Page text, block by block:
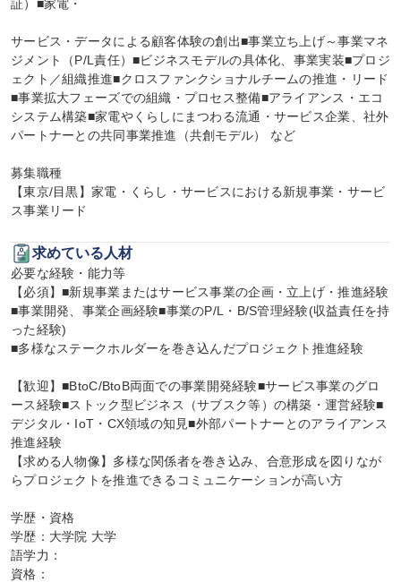
証）■家電・
サービス・データによる顧客体験の創出■事業立ち上げ～事業マネ
ジメント（P/L責任）■ビジネスモデルの具体化、事業実装■プロジ
ェクト／組織推進■クロスファンクショナルチームの推進・リード
■事業拡大フェーズでの組織・プロセス整備■アライアンス・エコ
システム構築■家電やくらしにまつわる流通・サービス企業、社外
パートナーとの共同事業推進（共創モデル） など
募集職種
【東京/目黒】家電・くらし・サービスにおける新規事業・サービ
ス事業リード
求めている人材
必要な経験・能力等
【必須】■新規事業またはサービス事業の企画・立上げ・推進経験
■事業開発、事業企画経験■事業のP/L・B/S管理経験(収益責任を持
った経験)
■多様なステークホルダーを巻き込んだプロジェクト推進経験
【歓迎】■BtoC/BtoB両面での事業開発経験■サービス事業のグロ
ース経験■ストック型ビジネス（サブスク等）の構築・運営経験■
デジタル・IoT・CX領域の知見■外部パートナーとのアライアンス
推進経験
【求める人物像】多様な関係者を巻き込み、合意形成を図りなが
らプロジェクトを推進できるコミュニケーションが高い方
学歴・資格
学歴：大学院 大学
語学力：
資格：